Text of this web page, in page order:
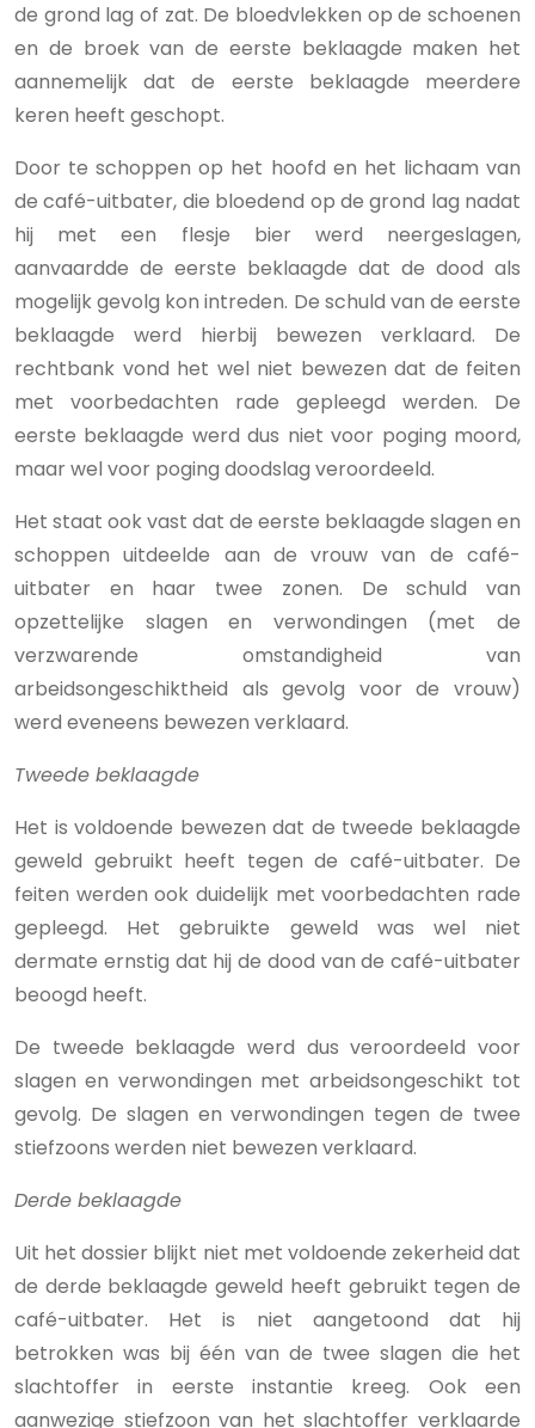
de grond lag of zat. De bloedvlekken op de schoenen
en de broek van de eerste beklaagde maken het
aannemelijk dat de eerste beklaagde meerdere
keren heeft geschopt.
Door te schoppen op het hoofd en het lichaam van
de café-uitbater, die bloedend op de grond lag nadat
hij met een flesje bier werd neergeslagen,
aanvaardde de eerste beklaagde dat de dood als
mogelijk gevolg kon intreden. De schuld van de eerste
beklaagde werd hierbij bewezen verklaard. De
rechtbank vond het wel niet bewezen dat de feiten
met voorbedachten rade gepleegd werden. De
eerste beklaagde werd dus niet voor poging moord,
maar wel voor poging doodslag veroordeeld.
Het staat ook vast dat de eerste beklaagde slagen en
schoppen uitdeelde aan de vrouw van de café-
uitbater en haar twee zonen. De schuld van
opzettelijke slagen en verwondingen (met de
verzwarende omstandigheid van
arbeidsongeschiktheid als gevolg voor de vrouw)
werd eveneens bewezen verklaard.
Tweede beklaagde
Het is voldoende bewezen dat de tweede beklaagde
geweld gebruikt heeft tegen de café-uitbater. De
feiten werden ook duidelijk met voorbedachten rade
gepleegd. Het gebruikte geweld was wel niet
dermate ernstig dat hij de dood van de café-uitbater
beoogd heeft.
De tweede beklaagde werd dus veroordeeld voor
slagen en verwondingen met arbeidsongeschikt tot
gevolg. De slagen en verwondingen tegen de twee
stiefzoons werden niet bewezen verklaard.
Derde beklaagde
Uit het dossier blijkt niet met voldoende zekerheid dat
de derde beklaagde geweld heeft gebruikt tegen de
café-uitbater. Het is niet aangetoond dat hij
betrokken was bij één van de twee slagen die het
slachtoffer in eerste instantie kreeg. Ook een
aanwezige stiefzoon van het slachtoffer verklaarde